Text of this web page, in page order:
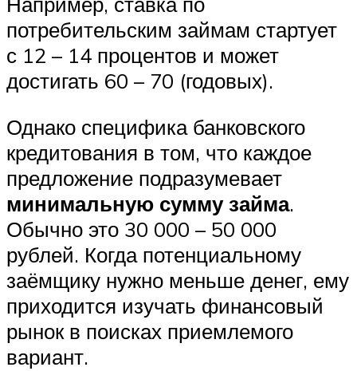
потребительским займам стартует
с 12 – 14 процентов и может
достигать 60 – 70 (годовых).
Однако специфика банковского
кредитования в том, что каждое
предложение подразумевает
минимальную сумму займа.
Обычно это 30 000 – 50 000
рублей. Когда потенциальному
заёмщику нужно меньше денег, ему
приходится изучать финансовый
рынок в поисках приемлемого
вариант.